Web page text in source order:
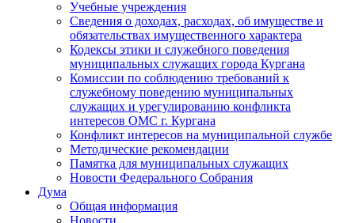
Учебные учреждения
Сведения о доходах, расходах, об имуществе и
обязательствах имущественного характера
Кодексы этики и служебного поведения
муниципальных служащих города Кургана
Комиссии по соблюдению требований к
служебному поведению муниципальных
служащих и урегулированию конфликта
интересов ОМС г. Кургана
Конфликт интересов на муниципальной службе
Методические рекомендации
Памятка для муниципальных служащих
Новости Федерального Cобрания
Дума
Общая информация
Новости